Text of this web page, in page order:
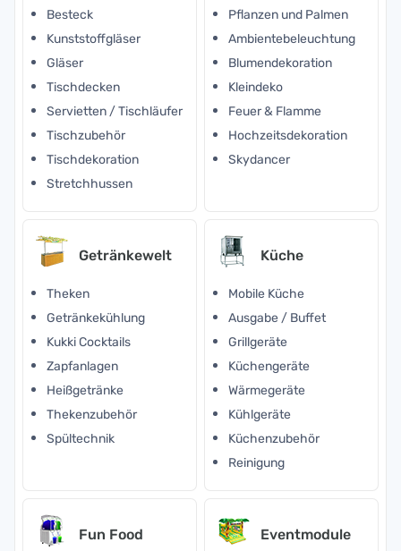
Besteck
Kunststoffgläser
Gläser
Tischdecken
Servietten / Tischläufer
Tischzubehör
Tischdekoration
Stretchhussen
Pflanzen und Palmen
Ambientebeleuchtung
Blumendekoration
Kleindeko
Feuer & Flamme
Hochzeitsdekoration
Skydancer
Getränkewelt
Theken
Getränkekühlung
Kukki Cocktails
Zapfanlagen
Heißgetränke
Thekenzubehör
Spültechnik
Küche
Mobile Küche
Ausgabe / Buffet
Grillgeräte
Küchengeräte
Wärmegeräte
Kühlgeräte
Küchenzubehör
Reinigung
Fun Food Eventmodule